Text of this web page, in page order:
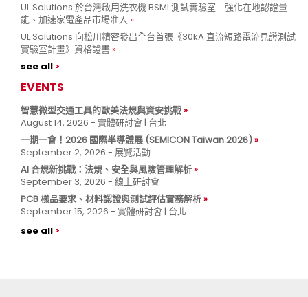
UL Solutions 於台灣啟用洗衣機 BSMI 測試實驗室 強化在地認證量
能、加速家電產品市場准入
UL Solutions 向松川精密發出全台首張《30kA 直流短路電流見證測試
實驗室計畫》資格證書
see all
EVENTS
智慧微型交通工具的歐美法規與資安挑戰
August 14, 2026 - 實體研討會 | 台北
一期一會！2026 國際半導體展 (SEMICON Taiwan 2026)
September 2, 2026 - 展覽活動
AI 合規新挑戰：法規、安全與風險管理解析
September 3, 2026 - 線上研討會
PCB 樣品要求、材料認證與測試評估實務解析
September 15, 2026 - 實體研討會 | 台北
see all